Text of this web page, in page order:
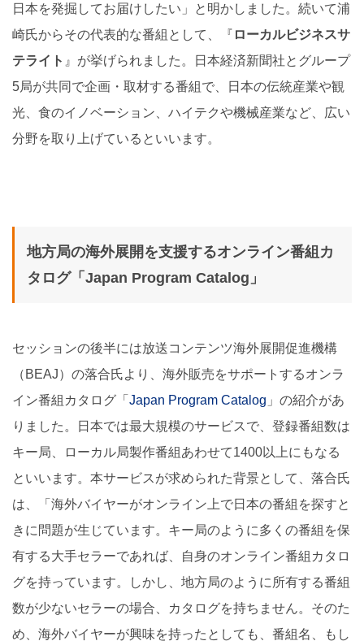
日本を発掘してお届けしたい」と明かしました。続いて浦
崎氏からその代表的な番組として、『 ローカルビジネスサ
テライト 』が挙げられました。日本経済新聞社とグループ
5局が共同で企画・取材する番組で、日本の伝統産業や観
光、食のイノベーション、ハイテクや機械産業など、広い
分野を取り上げているといいます。
地方局の海外展開を支援するオンライン番組カ
タログ「Japan Program Catalog」
セッションの後半には放送コンテンツ海外展開促進機構
（BEAJ）の落合氏より、海外販売をサポートするオンラ
イン番組カタログ「 Japan Program Catalog 」の紹介があ
りました。日本では最大規模のサービスで、登録番組数は
キー局、ローカル局製作番組あわせて1400以上にもなる
といいます。本サービスが求められた背景として、落合氏
は、「海外バイヤーがオンライン上で日本の番組を探すと
きに問題が生じています。キー局のように多くの番組を保
有する大手セラーであれば、自身のオンライン番組カタロ
グを持っています。しかし、地方局のように所有する番組
数が少ないセラーの場合、カタログを持ちません。そのた
め、海外バイヤーが興味を持ったとしても、番組名、もし